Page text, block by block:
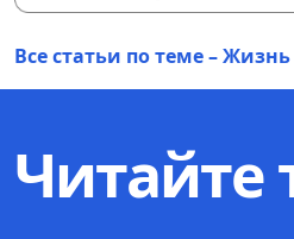
Все статьи по теме –
Читайте